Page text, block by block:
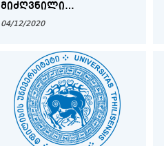
ᲛᲘᲫᲦᲕᲜᲘᲚᲘ
ᲡᲐᲛᲔᲪᲜᲘᲔᲠᲝ
04/12/2020